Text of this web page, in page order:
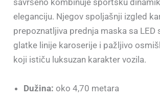
savršeno kombinuje sportsku
eleganciju. Njegov spoljašnji izgled
prepoznatljiva prednja maska sa LED
glatke linije karoserije i pažljivo
koji ističu luksuzan karakter vozila.
Dužina: oko 4,70 metara